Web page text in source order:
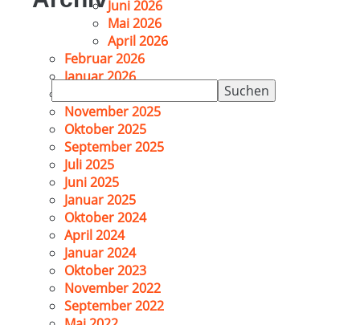
nach:
Juni 2026
Mai 2026
April 2026
Februar 2026
Januar 2026
November 2025
Oktober 2025
September 2025
Juli 2025
Juni 2025
Januar 2025
Oktober 2024
April 2024
Januar 2024
Oktober 2023
November 2022
September 2022